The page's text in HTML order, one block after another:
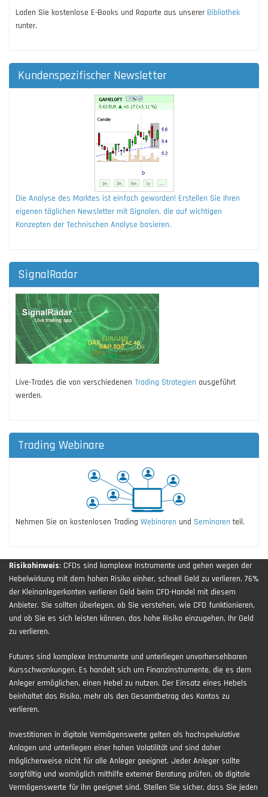
Laden Sie kostenlose E-Books und Raporte aus unserer Bibliothek
runter.
Kundenspezifischer Newsletter
Die Analyse des Marktes ist einfach geworden! Erstellen Sie Ihren
eigenen täglichen Newsletter mit Signalen, die auf wichtigen
Konzepten der Technischen Analyse basieren.
SignalRadar
Live-Trades die von verschiedenen Trading Strategien ausgeführt
werden.
Trading Webinare
Nehmen Sie an kostenlosen Trading Webinaren und Seminaren teil.
Risikohinweis: CFDs sind komplexe Instrumente und gehen wegen der
Hebelwirkung mit dem hohen Risiko einher, schnell Geld zu verlieren. 76%
der Kleinanlegerkonten verlieren Geld beim CFD-Handel mit diesem
Anbieter. Sie sollten überlegen, ob Sie verstehen, wie CFD funktionieren,
und ob Sie es sich leisten können, das hohe Risiko einzugehen, Ihr Geld
zu verlieren.
Futures sind komplexe Instrumente und unterliegen unvorhersehbaren
Kursschwankungen. Es handelt sich um Finanzinstrumente, die es dem
Anleger ermöglichen, einen Hebel zu nutzen. Der Einsatz eines Hebels
beinhaltet das Risiko, mehr als den Gesamtbetrag des Kontos zu
verlieren.
Investitionen in digitale Vermögenswerte gelten als hochspekulative
Anlagen und unterliegen einer hohen Volatilität und sind daher
möglicherweise nicht für alle Anleger geeignet. Jeder Anleger sollte
sorgfältig und womöglich mithilfe externer Beratung prüfen, ob digitale
Vermögenswerte für ihn geeignet sind. Stellen Sie sicher, dass Sie jeden